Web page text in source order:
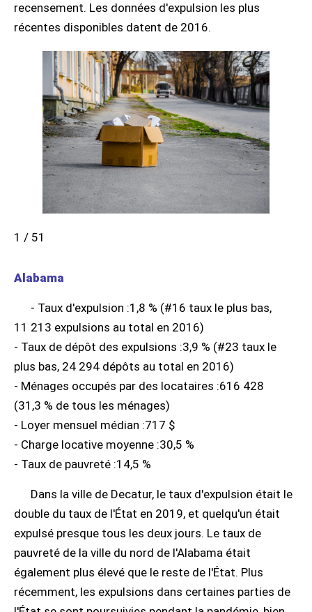
recensement. Les données d'expulsion les plus
récentes disponibles datent de 2016.
1 / 51
Alabama
- Taux d'expulsion :1,8 % (#16 taux le plus bas,
11 213 expulsions au total en 2016)
- Taux de dépôt des expulsions :3,9 % (#23 taux le
plus bas, 24 294 dépôts au total en 2016)
- Ménages occupés par des locataires :616 428
(31,3 % de tous les ménages)
- Loyer mensuel médian :717 $
- Charge locative moyenne :30,5 %
- Taux de pauvreté :14,5 %
Dans la ville de Decatur, le taux d'expulsion était le
double du taux de l'État en 2019, et quelqu'un était
expulsé presque tous les deux jours. Le taux de
pauvreté de la ville du nord de l'Alabama était
également plus élevé que le reste de l'État. Plus
récemment, les expulsions dans certaines parties de